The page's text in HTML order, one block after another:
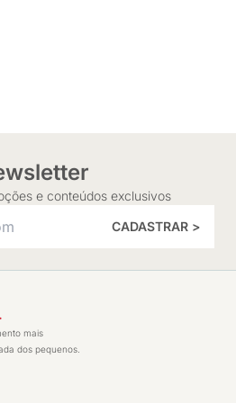
e conteúdos exclusivos
CADASTRAR >
mais
dos pequenos.